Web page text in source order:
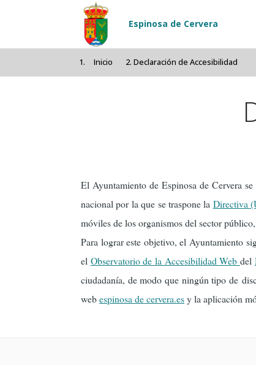
Pasar al contenido principal
Espinosa de Cervera
Inicio Declaración de Accesibilidad
El Ayuntamiento de Espinosa de Cervera
nacional por la que se traspone la Directiva
móviles de los organismos del sector
Para lograr este objetivo, el Ayuntamiento
el Observatorio de la Accesibilidad Webdel
ciudadanía, de modo que ningún tipo de
webespinosa de cervera.esy la aplicación